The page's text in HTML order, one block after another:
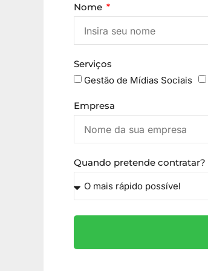
Nome
Serviços
Gestão de Mídias Sociais
Empresa
Quando pretende contratar?